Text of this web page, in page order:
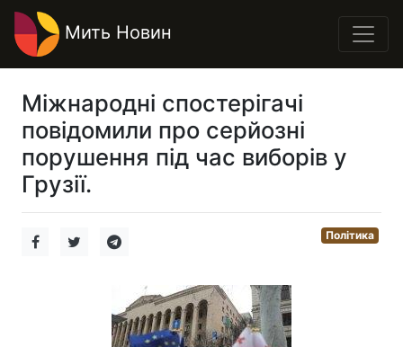
Мить Новин
Міжнародні спостерігачі
повідомили про серйозні
порушення під час виборів у
Грузії.
Політика